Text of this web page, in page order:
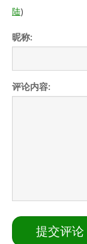
陆)
昵称:
评论内容: